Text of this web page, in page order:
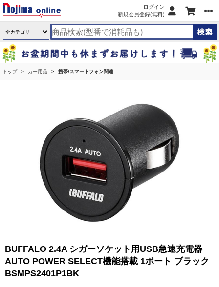
ログイン
新規会員登録(無料)
トップ カー用品 携帯/スマートフォン関連
BUFFALO 2.4A シガーソケット用USB急速充電器
AUTO POWER SELECT機能搭載 1ポート ブラック
BSMPS2401P1BK